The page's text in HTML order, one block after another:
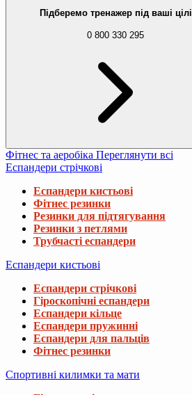
Підберемо тренажер під ваші цілі
0 800 330 295
Фітнес та аеробіка Переглянути всі
Еспандери стрічкові
Еспандери кистьові
Фітнес резинки
Резинки для підтягування
Резинки з петлями
Трубчасті еспандери
Еспандери кистьові
Еспандери стрічкові
Гіроскопічні еспандери
Еспандери кільце
Еспандери пружинні
Еспандери для пальців
Фітнес резинки
Спортивні килимки та мати